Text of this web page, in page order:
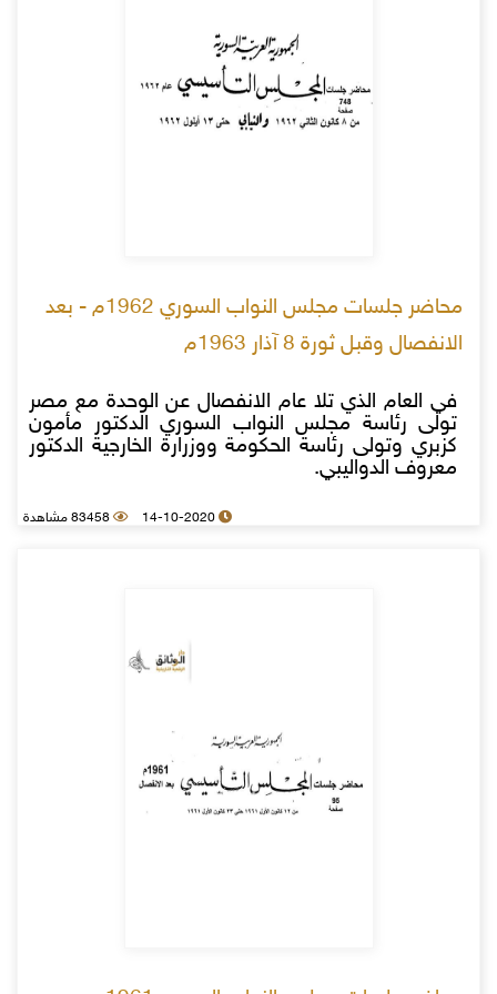
محاضر جلسات مجلس النواب السوري 1962م - بعد
الانفصال وقبل ثورة 8 آذار 1963م
في العام الذي تلا عام الانفصال عن الوحدة مع مصر
تولى رئاسة مجلس النواب السوري الدكتور مأمون
كزبري وتولى رئاسة الحكومة ووزرارة الخارجية الدكتور
معروف الدواليبي.
14-10-2020 83458 مشاهدة